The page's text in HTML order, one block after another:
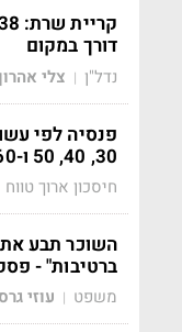
דורך במקום
נדל"ן | צלי
30, 40, 50 ו-60
חיסכון ארוך טווח
השוכר תבע
ברטיבות" -
משפט | עוזי